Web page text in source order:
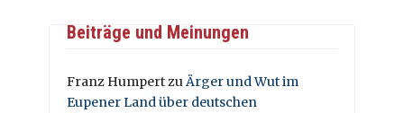
Beiträge und Meinungen
Franz HumpertzuÄrger und Wut im
Eupener Land über deutschen